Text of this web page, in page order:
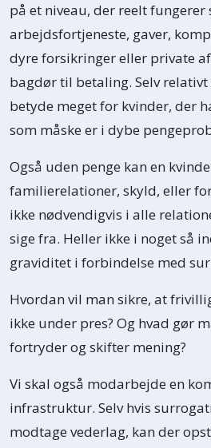
på et niveau, der reelt fungerer
arbejdsfortjeneste, gaver,
dyre forsikringer eller private
bagdør til betaling. Selv
betyde meget for kvinder, der
som måske er i dybe
Også uden penge kan en
familierelationer, skyld, eller
ikke nødvendigvis i alle
sige fra. Heller ikke i noget så
graviditet i forbindelse med
Hvordan vil man sikre, at
ikke under pres? Og hvad gør
fortryder og skifter mening?
Vi skal også modarbejde en
infrastruktur. Selv hvis
modtage vederlag, kan der